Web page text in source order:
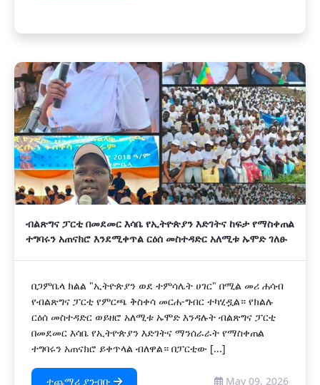
ብልጽግና ፓርቲ በመደመር እሳቤ የኢትዮጵያን እድገትና ከፍታ የማስቀጠል
ተግባሩን አጠናክሮ እንደሚቀጥል ርዕሰ መስተዳድር አለሚቱ ኡሞድ ገለፁ
በጋምቤላ ክልል "ኢትዮጵያን ወደ ተምሳሌት ሀገር" በሚል መሪ ሐሳብ
የብልጽግና ፓርቲ የምርጫ ቅስቀሳ መርሐ-ግብር ተካሂዷል። የክልሉ
ርዕሰ መስተዳድር ወይዘሮ አለሚቱ ኡሞድ እንዳሉት ብልጽግና ፓርቲ
በመደመር እሳቤ የኢትዮጵያን እድገትና ማንሰራራት የማስቀጠል
ተግባሩን አጠናክሮ ይቀጥላል ብለዋል። በፓርቲው [...]
ተጨማሪ ያንብቡ May 09, 2026